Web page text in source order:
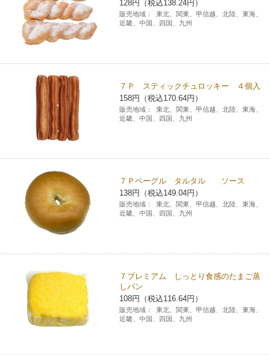
128円（税込138.24円）
販売地域：
東北、関東、甲信越、北陸、東海、
近畿、中国、四国、九州
７Ｐ スティックチュロッキー ４個入
158円（税込170.64円）
販売地域：
東北、関東、甲信越、北陸、東海、
近畿、中国、四国、九州
７Ｐベーグル タルタル ソース
138円（税込149.04円）
販売地域：
東北、関東、甲信越、北陸、東海、
近畿、中国、四国、九州
７プレミアム しっとり食感のたまご蒸
しパン
108円（税込116.64円）
販売地域：
東北、関東、甲信越、北陸、東海、
近畿、中国、四国、九州